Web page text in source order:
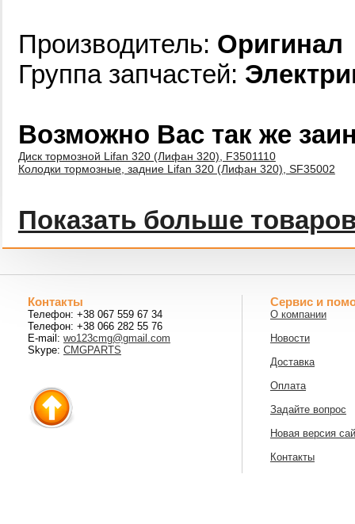
Производитель: Оригинал
Группа запчастей:
Возможно Вас так же
Диск тормозной Lifan 320 (Лифан 320), F3501110
Колодки тормозные, задние Lifan 320 (Лифан 320), SF35002
Показать больше
Контакты
Телефон: +38 067 559 67 34
Телефон: +38 066 282 55 76
E-mail: wo123cmg@gmail.com
Skype: CMGPARTS
Сервис и
О компании
Новости
Доставка
Оплата
Задайте вопрос
Новая версия
Контакты